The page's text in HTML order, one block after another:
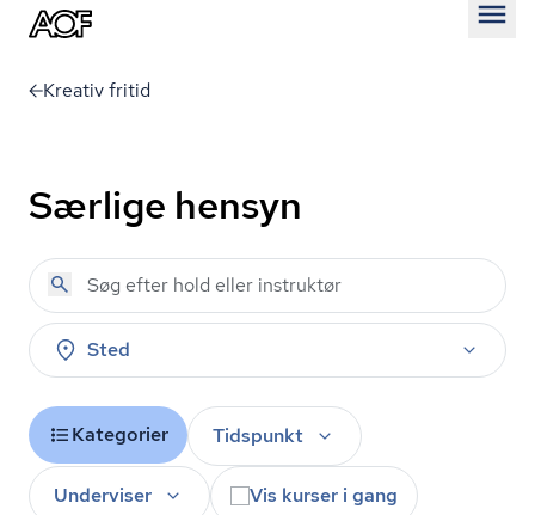
Kreativ fritid
Særlige hensyn
Sted
Kategorier Tidspunkt
Underviser Vis kurser i gang